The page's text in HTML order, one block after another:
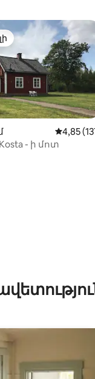
45 կարծիք
Միջին
4,85
- ի մոտ